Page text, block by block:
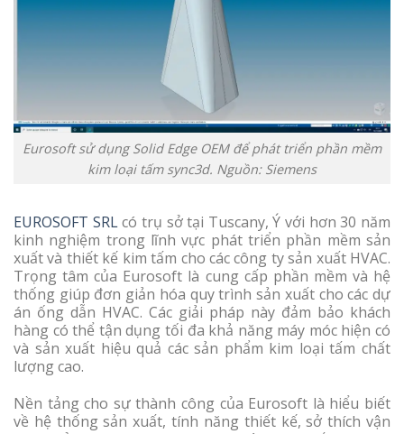
Eurosoft sử dụng Solid Edge OEM để phát triển phần mềm
kim loại tấm sync3d. Nguồn: Siemens
EUROSOFT SRLcó trụ sở tại Tuscany, Ý với hơn 30 năm
kinh nghiệm trong lĩnh vực phát triển phần mềm sản
xuất và thiết kế kim tấm cho các công ty sản xuất HVAC.
Trọng tâm của Eurosoft là cung cấp phần mềm và hệ
thống giúp đơn giản hóa quy trình sản xuất cho các dự
án ống dẫn HVAC. Các giải pháp này đảm bảo khách
hàng có thể tận dụng tối đa khả năng máy móc hiện có
và sản xuất hiệu quả các sản phẩm kim loại tấm chất
lượng cao.
Nền tảng cho sự thành công của Eurosoft là hiểu biết
về hệ thống sản xuất, tính năng thiết kế, sở thích vận